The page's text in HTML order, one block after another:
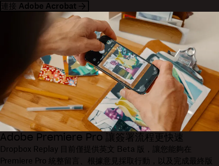
連接 Adobe Acrobat
Adobe Premiere Pro 讓簽署流程更快速
Dropbox Replay 目前僅提供英文 Beta 版，讓您能夠在
Premiere Pro 統整留言、根據意見採取行動，以及完成最終版